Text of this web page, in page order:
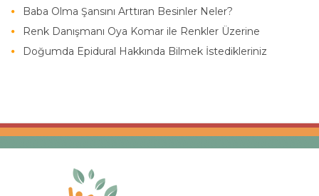
Baba Olma Şansını Arttıran Besinler Neler?
Renk Danışmanı Oya Komar ile Renkler Üzerine
Doğumda Epidural Hakkında Bilmek İstedikleriniz